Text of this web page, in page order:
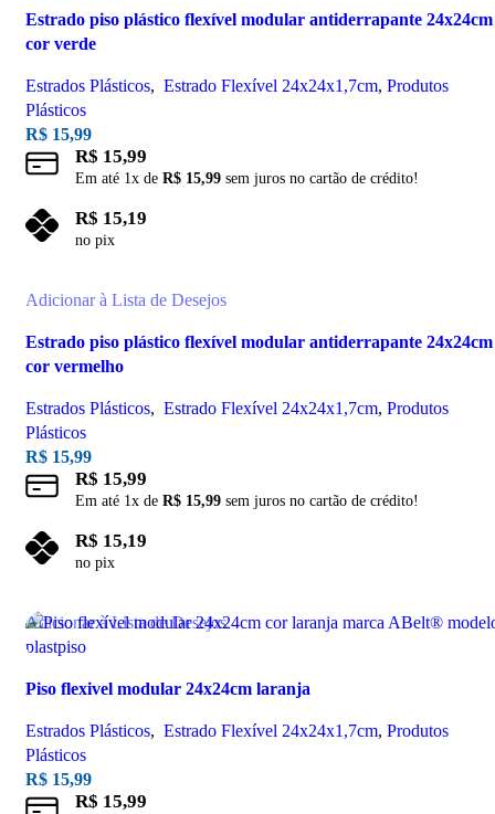
Estrado piso plástico flexível modular antiderrapante 24x24cm
cor verde
Estrados Plásticos, Estrado Flexível 24x24x1,7cm, Produtos
Plásticos
R$ 15,99
R$ 15,99
Em até 1x de R$ 15,99 sem juros no cartão de crédito!
R$ 15,19
no pix
Adicionar à Lista de Desejos
Estrado piso plástico flexível modular antiderrapante 24x24cm
cor vermelho
Estrados Plásticos, Estrado Flexível 24x24x1,7cm, Produtos
Plásticos
R$ 15,99
R$ 15,99
Em até 1x de R$ 15,99 sem juros no cartão de crédito!
R$ 15,19
no pix
Adicionar à Lista de Desejos
Piso flexivel modular 24x24cm laranja
Estrados Plásticos, Estrado Flexível 24x24x1,7cm, Produtos
Plásticos
R$ 15,99
R$ 15,99